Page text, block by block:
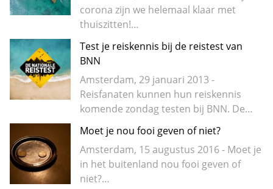
corona zijn we helemaal klaar met
thuiszitten!…
Test je reiskennis bij de reistest van
BNN
Amsterdam, 29 januari 2013 -
Reisfanaten kunnen hun reiskennis
komende zondag testen bij BNN. De…
Moet je nou fooi geven of niet?
Amsterdam, 15 augustus 2016 - Moet je
in het buitenland nou fooi geven of
niet?…